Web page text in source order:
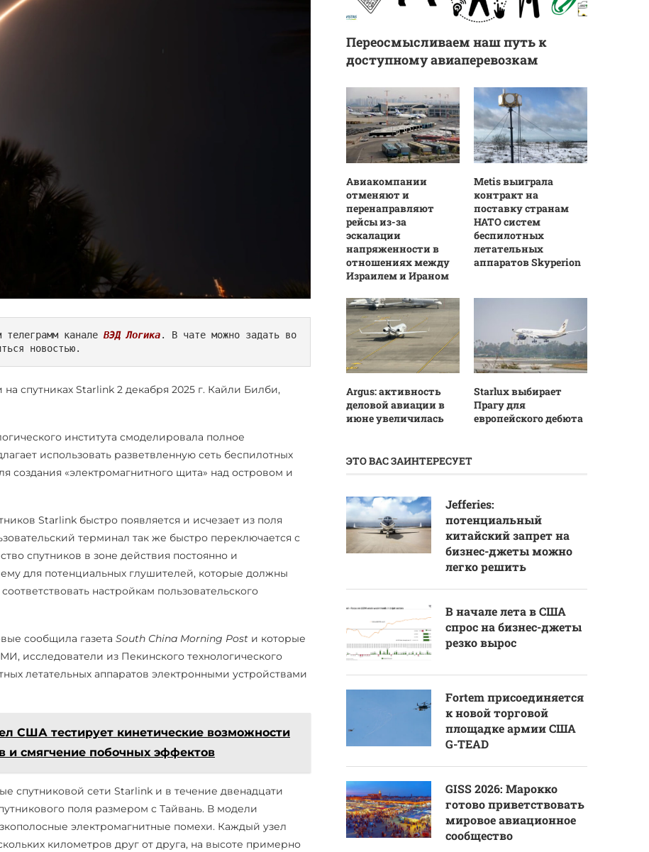
канале ВЭД Логика. В чате можно задать во
новостью.
спутниках Starlink 2 декабря 2025 г. Кайли Билби,
института смоделировала полное
использовать разветвленную сеть беспилотных
создания «электромагнитного щита» над островом и
Starlink быстро появляется и исчезает из поля
терминал так же быстро переключается с
спутников в зоне действия постоянно и
для потенциальных глушителей, которые должны
настройкам пользовательского
сообщила газета South China Morning Post и которые
исследователи из Пекинского технологического
летательных аппаратов электронными устройствами
США тестирует кинетические возможности
и смягчение побочных эффектов
спутниковой сети Starlink и в течение двенадцати
поля размером с Тайвань. В модели
электромагнитные помехи. Каждый узел
километров друг от друга, на высоте примерно
Переосмысливаем наш путь к
доступному авиаперевозкам
Авиакомпании
отменяют и
перенаправляют
рейсы из-за
эскалации
напряженности в
отношениях между
Израилем и Ираном
Metis выиграла
контракт на
поставку странам
НАТО систем
беспилотных
летательных
аппаратов Skyperion
Argus: активность
деловой авиации в
июне увеличилась
Starlux выбирает
Прагу для
европейского дебюта
ЭТО ВАС ЗАИНТЕРЕСУЕТ
Jefferies:
потенциальный
китайский запрет на
бизнес-джеты можно
легко решить
В начале лета в США
спрос на бизнес-джеты
резко вырос
Fortem присоединяется
к новой торговой
площадке армии США
G-TEAD
GISS 2026: Марокко
готово приветствовать
мировое авиационное
сообщество